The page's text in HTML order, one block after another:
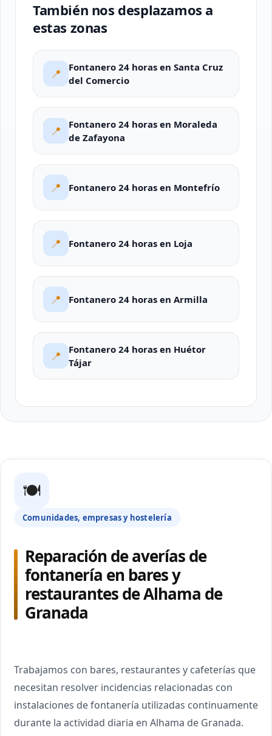
También nos desplazamos a
estas zonas
📍
Fontanero 24 horas en Santa Cruz
del Comercio
📍
Fontanero 24 horas en Moraleda
de Zafayona
📍 Fontanero 24 horas en Montefrío
📍 Fontanero 24 horas en Loja
📍 Fontanero 24 horas en Armilla
📍
Fontanero 24 horas en Huétor
Tájar
🍽
Comunidades, empresas y hostelería
Reparación de averías de
fontanería en bares y
restaurantes de Alhama de
Granada
Trabajamos con bares, restaurantes y cafeterías que
necesitan resolver incidencias relacionadas con
instalaciones de fontanería utilizadas continuamente
durante la actividad diaria en Alhama de Granada.